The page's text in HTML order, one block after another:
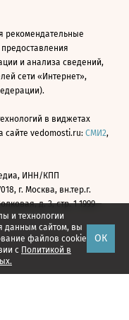
и технологии
данным сайтом, вы
файлов cookie
с Политикой в
ОК
рекомендательные
и анализа сведений,
сети «Интернет»,
в виджетах
сайте vedomosti.ru: СМИ2,
ИНН/КПП
г. Москва, вн.тер.г.
д. 3, стр. 1 1999—